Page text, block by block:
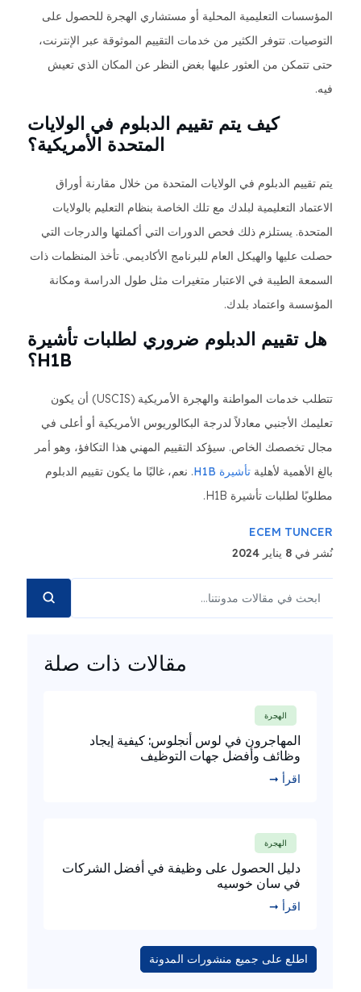
المؤسسات التعليمية المحلية أو مستشاري الهجرة للحصول على
التوصيات. تتوفر الكثير من خدمات التقييم الموثوقة عبر الإنترنت،
حتى تتمكن من العثور عليها بغض النظر عن المكان الذي تعيش
فيه.
كيف يتم تقييم الدبلوم في الولايات
المتحدة الأمريكية؟
يتم تقييم الدبلوم في الولايات المتحدة من خلال مقارنة أوراق
الاعتماد التعليمية لبلدك مع تلك الخاصة بنظام التعليم بالولايات
المتحدة. يستلزم ذلك فحص الدورات التي أكملتها والدرجات التي
حصلت عليها والهيكل العام للبرنامج الأكاديمي. تأخذ المنظمات ذات
السمعة الطيبة في الاعتبار متغيرات مثل طول الدراسة ومكانة
المؤسسة واعتماد بلدك.
هل تقييم الدبلوم ضروري لطلبات تأشيرة
H1B؟
تتطلب خدمات المواطنة والهجرة الأمريكية (USCIS) أن يكون
تعليمك الأجنبي معادلاً لدرجة البكالوريوس الأمريكية أو أعلى في
مجال تخصصك الخاص. سيؤكد التقييم المهني هذا التكافؤ، وهو أمر
بالغ الأهمية لأهلية تأشيرة H1B
. نعم، غالبًا ما يكون تقييم الدبلوم
مطلوبًا لطلبات تأشيرة H1B.
ECEM TUNCER
نُشر في 8 يناير 2024
مقالات ذات صلة
الهجرة
المهاجرون في لوس أنجلوس: كيفية إيجاد
وظائف وأفضل جهات التوظيف
اقرأ ➞
الهجرة
دليل الحصول على وظيفة في أفضل الشركات
في سان خوسيه
اقرأ ➞
اطلع على جميع منشورات المدونة